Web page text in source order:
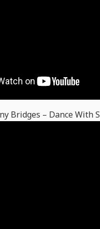
Bridges – Dance With